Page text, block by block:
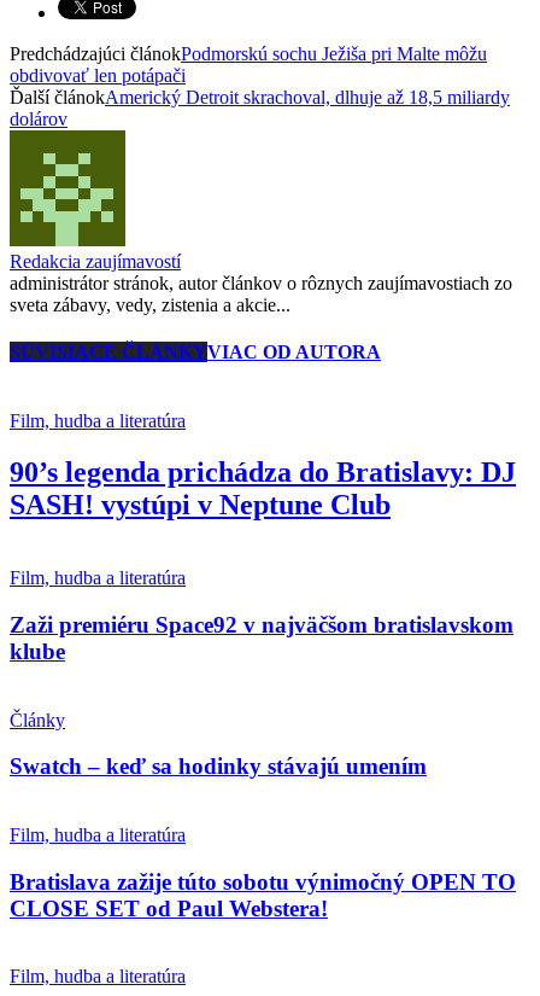
Predchádzajúci článokPodmorskú sochu Ježiša pri Malte môžu
obdivovať len potápači
Ďalší článokAmerický Detroit skrachoval, dlhuje až 18,5 miliardy
dolárov
Redakcia zaujímavostí
administrátor stránok, autor článkov o rôznych zaujímavostiach zo
sveta zábavy, vedy, zistenia a akcie...
SÚVISIACE ČLÁNKYVIAC OD AUTORA
Film, hudba a literatúra
90’s legenda prichádza do Bratislavy: DJ
SASH! vystúpi v Neptune Club
Film, hudba a literatúra
Zaži premiéru Space92 v najväčšom bratislavskom
klube
Články
Swatch – keď sa hodinky stávajú umením
Film, hudba a literatúra
Bratislava zažije túto sobotu výnimočný OPEN TO
CLOSE SET od Paul Webstera!
Film, hudba a literatúra